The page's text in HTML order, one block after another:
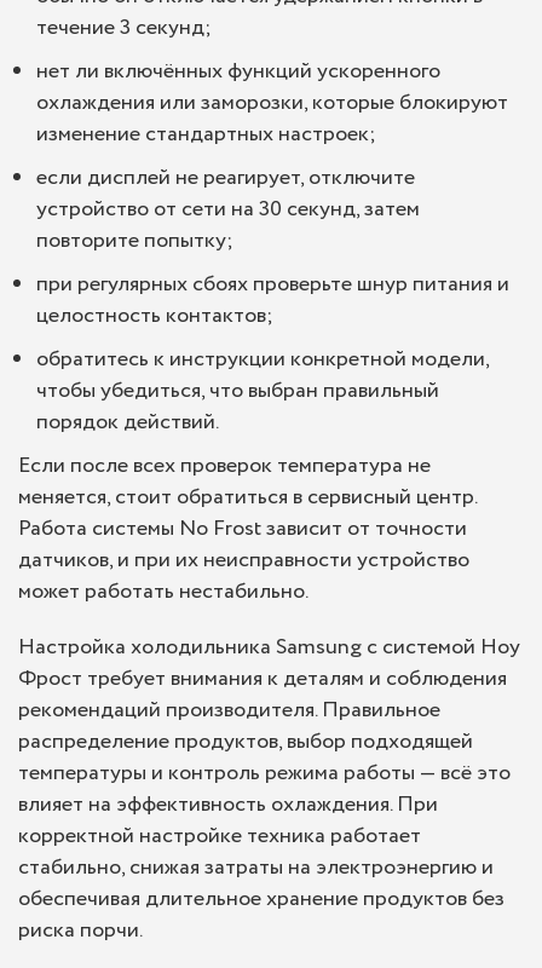
течение 3 секунд;
нет ли включённых функций ускоренного
охлаждения или заморозки, которые блокируют
изменение стандартных настроек;
если дисплей не реагирует, отключите
устройство от сети на 30 секунд, затем
повторите попытку;
при регулярных сбоях проверьте шнур питания и
целостность контактов;
обратитесь к инструкции конкретной модели,
чтобы убедиться, что выбран правильный
порядок действий.
Если после всех проверок температура не
меняется, стоит обратиться в сервисный центр.
Работа системы No Frost зависит от точности
датчиков, и при их неисправности устройство
может работать нестабильно.
Настройка холодильника Samsung с системой Ноу
Фрост требует внимания к деталям и соблюдения
рекомендаций производителя. Правильное
распределение продуктов, выбор подходящей
температуры и контроль режима работы — всё это
влияет на эффективность охлаждения. При
корректной настройке техника работает
стабильно, снижая затраты на электроэнергию и
обеспечивая длительное хранение продуктов без
риска порчи.